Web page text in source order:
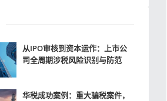
从IPO审核到资本运作：上市公
司全周期涉税风险识别与防范
华税成功案例：重大骗税案件，